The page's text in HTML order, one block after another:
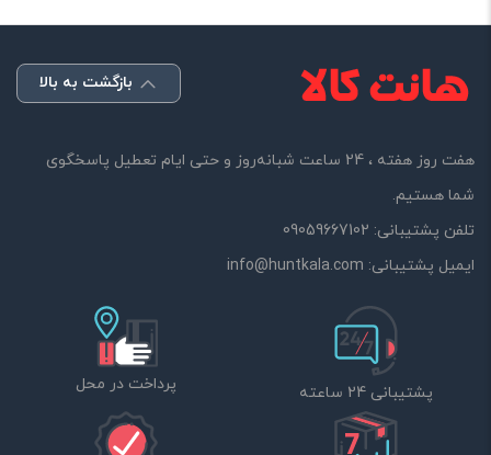
بازگشت به بالا
هفت روز هفته ، 24 ساعت شبانه‌روز و حتی ایام تعطیل پاسخگوی
شما هستیم.
تلفن پشتیبانی: 09059667102
ایمیل پشتیبانی: info@huntkala.com
پشتیبانی 24 ساعته پرداخت در محل